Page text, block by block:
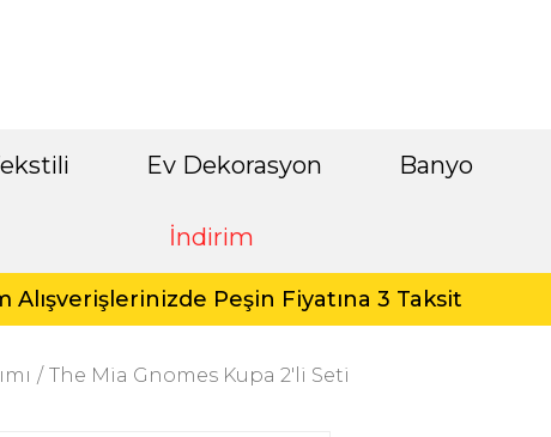
Ev Dekorasyon Banyo
İndirim
Alışverişlerinizde Peşin Fiyatına 3 Taksit
The Mia Gnomes Kupa 2'li Seti